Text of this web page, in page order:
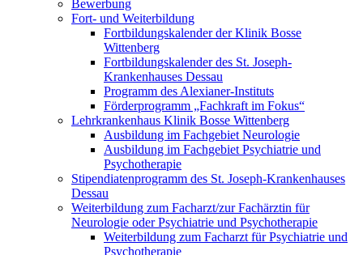
Bewerbung
Fort- und Weiterbildung
Fortbildungskalender der Klinik Bosse
Wittenberg
Fortbildungskalender des St. Joseph-
Krankenhauses Dessau
Programm des Alexianer-Instituts
Förderprogramm „Fachkraft im Fokus“
Lehrkrankenhaus Klinik Bosse Wittenberg
Ausbildung im Fachgebiet Neurologie
Ausbildung im Fachgebiet Psychiatrie und
Psychotherapie
Stipendiatenprogramm des St. Joseph-Krankenhauses
Dessau
Weiterbildung zum Facharzt/zur Fachärztin für
Neurologie oder Psychiatrie und Psychotherapie
Weiterbildung zum Facharzt für Psychiatrie und
Psychotherapie